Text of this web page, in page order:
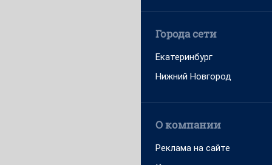
Города сети
Екатеринбург
Нижний Новгород
О компании
Реклама на сайте